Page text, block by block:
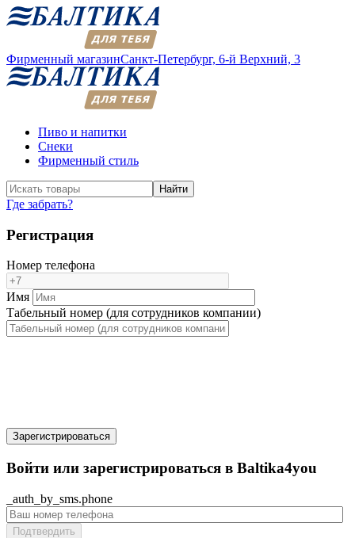
Фирменный магазинСанкт-Петербург, 6-й Верхний, 3
Пиво и напитки
Снеки
Фирменный стиль
Найти
Где забрать?
Регистрация
Номер телефона
Имя
Табельный номер (для сотрудников компании)
Зарегистрироваться
Войти или зарегистрироваться в Baltika4you
_auth_by_sms.phone
Подтвердить